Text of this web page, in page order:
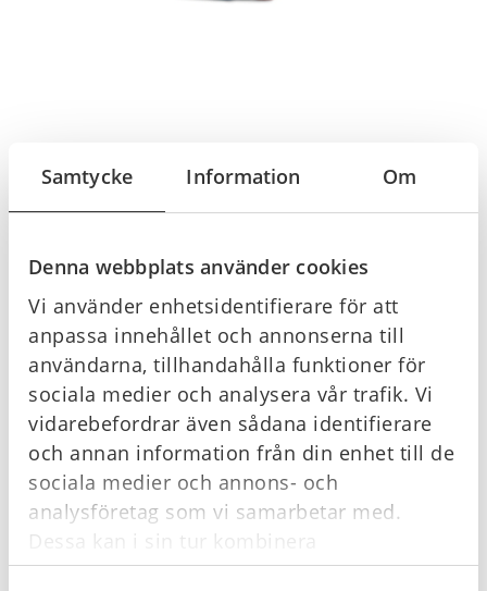
Samtycke Information Om
Denna webbplats använder cookies
Vi använder enhetsidentifierare för att
anpassa innehållet och annonserna till
användarna, tillhandahålla funktioner för
sociala medier och analysera vår trafik. Vi
vidarebefordrar även sådana identifierare
och annan information från din enhet till de
sociala medier och annons- och
analysföretag som vi samarbetar med.
Dessa kan i sin tur kombinera
informationen med annan information som
Offertförfrågan
Köpvillkor
Du kanske också gillar …
I lager I lager